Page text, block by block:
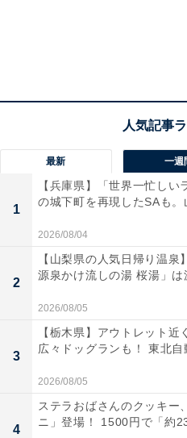
最新 一週
1
【兵庫県】「世界一忙しい
の城下町を再現したSAも
2026/08/04
2
【山梨県の人気日帰り温泉
源泉かけ流しの湯 桜湯」
2026/08/05
3
【栃木県】アウトレット
広々ドッグランも！ 東北
2026/08/05
4
ステラおばさんのクッキー
ニ」登場！ 1500円で「約